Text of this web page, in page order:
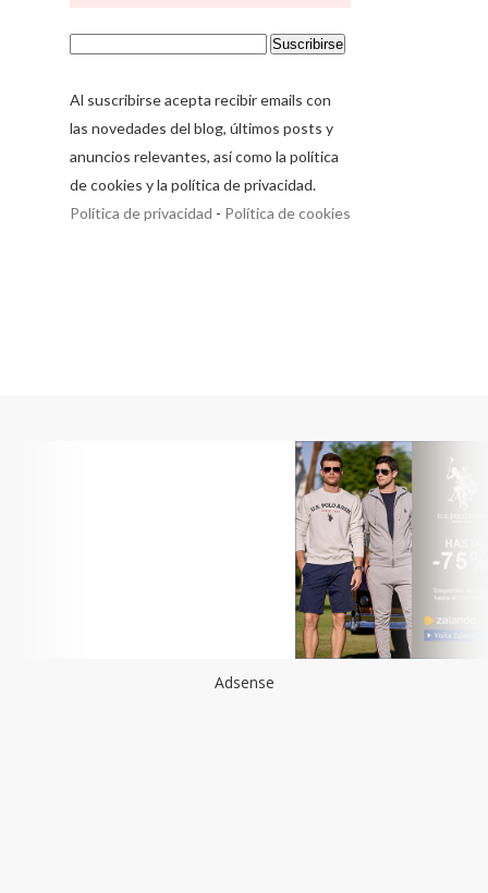
Al suscribirse acepta recibir emails con
las novedades del blog, últimos posts y
anuncios relevantes, así como la política
de cookies y la política de privacidad.
Política de privacidad - Política de cookies
Adsense